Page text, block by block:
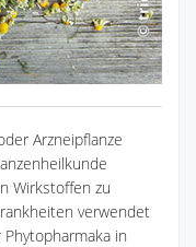
Arzneipflanze
Wirkstoffen zu
verwendet
in